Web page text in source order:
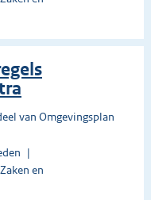
van Omgevingsplan
en